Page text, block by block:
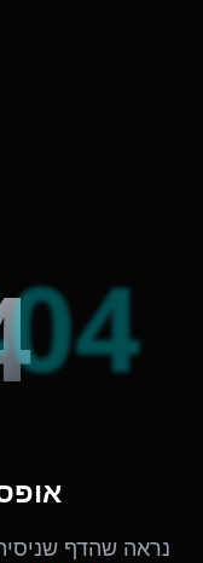
נראה שהדף